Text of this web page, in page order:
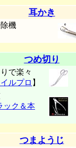
耳かき
機
つめ切り
で楽々
ルプロ 】
ック＆本
つまようじ